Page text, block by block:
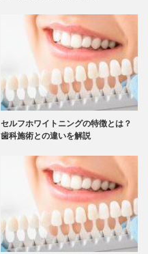
セルフホワイトニングの特徴とは？
歯科施術との違いを解説